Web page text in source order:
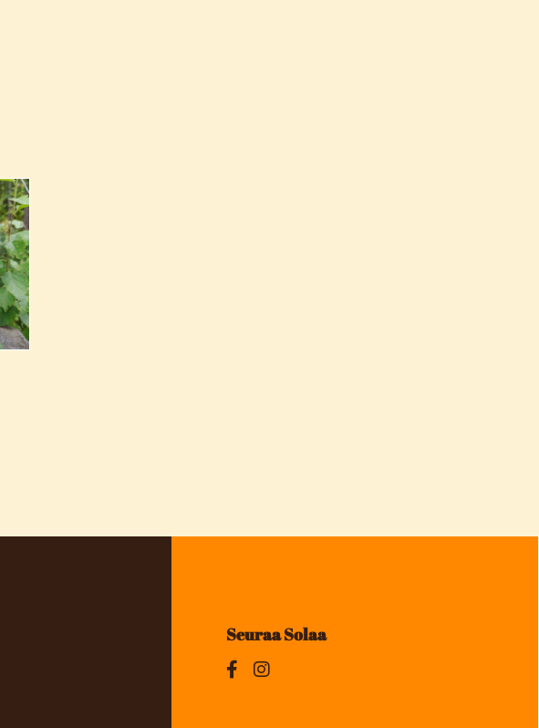
Seuraa Solaa